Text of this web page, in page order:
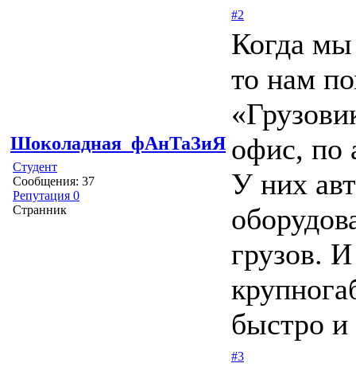
Шоколадная_фАнТаЗиЯ
Студент
Сообщения: 37
Репутация 0
Странник
#2
Когда мы
то нам
офис, по
У них
грузов.
быстро и
#3